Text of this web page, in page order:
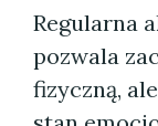
Regularna
pozwala
fizyczną,